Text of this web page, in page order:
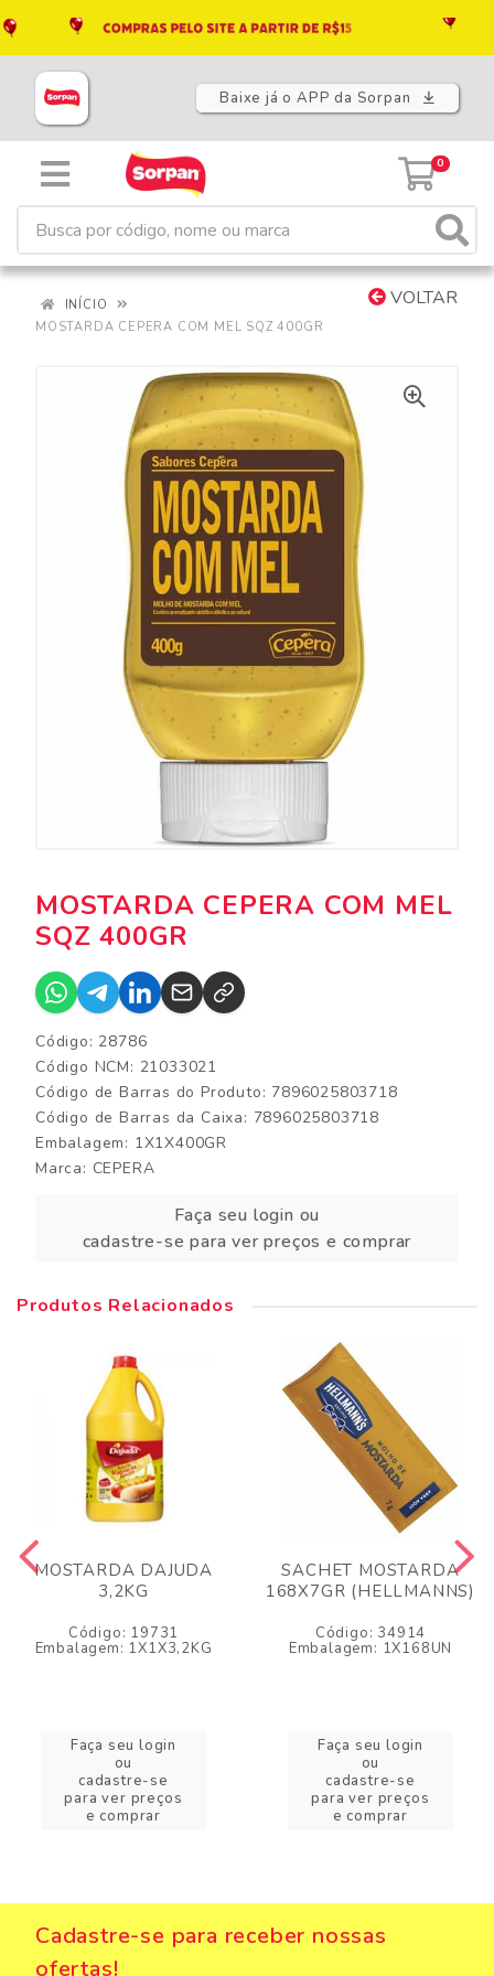
Baixe já o APP da Sorpan
0
VOLTAR
INÍCIO
MOSTARDA CEPERA COM MEL SQZ 400GR
MOSTARDA CEPERA COM MEL
SQZ 400GR
Código: 28786
Código NCM: 21033021
Código de Barras do Produto: 7896025803718
Código de Barras da Caixa: 7896025803718
Embalagem: 1X1X400GR
Marca: CEPERA
Faça seu login ou
cadastre-se para ver preços e comprar
Produtos Relacionados
MOSTARDA DAJUDA
3,2KG
Código: 19731
Embalagem: 1X1X3,2KG
Faça seu login
ou
cadastre-se
para ver preços
e comprar
SACHET MOSTARDA
168X7GR (HELLMANNS)
Código: 34914
Embalagem: 1X168UN
Faça seu login
ou
cadastre-se
para ver preços
e comprar
Cadastre-se para receber nossas
ofertas!